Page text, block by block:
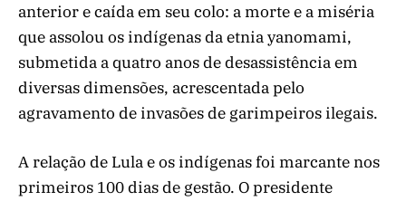
anterior e caída em seu colo: a morte e a miséria
que assolou os indígenas da etnia yanomami,
submetida a quatro anos de desassistência em
diversas dimensões, acrescentada pelo
agravamento de invasões de garimpeiros ilegais.
A relação de Lula e os indígenas foi marcante nos
primeiros 100 dias de gestão. O presidente